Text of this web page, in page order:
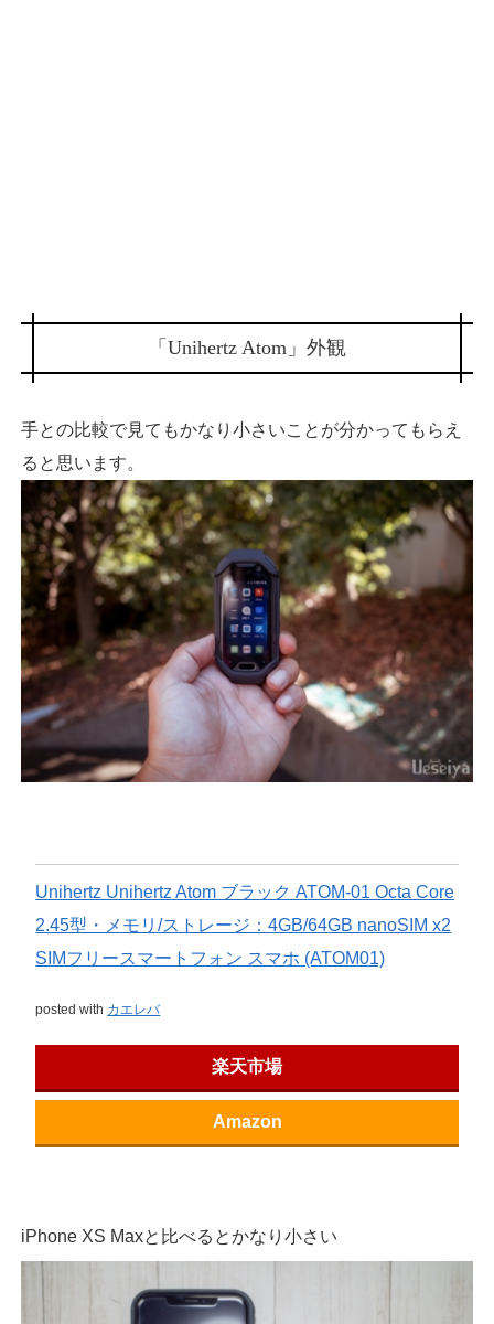
「Unihertz Atom」外観
手との比較で見てもかなり小さいことが分かってもらえ
ると思います。
Unihertz Unihertz Atom ブラック ATOM-01 Octa Core
2.45型・メモリ/ストレージ：4GB/64GB nanoSIM x2
SIMフリースマートフォン スマホ (ATOM01)
posted with カエレバ
楽天市場
Amazon
iPhone XS Maxと比べるとかなり小さい